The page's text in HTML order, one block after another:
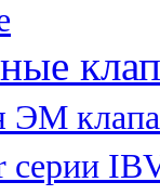
ЭМ
серии